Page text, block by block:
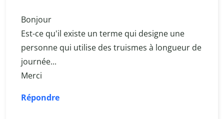
Bonjour
Est-ce qu'il existe un terme qui designe une
personne qui utilise des truismes à longueur de
journée...
Merci
Répondre